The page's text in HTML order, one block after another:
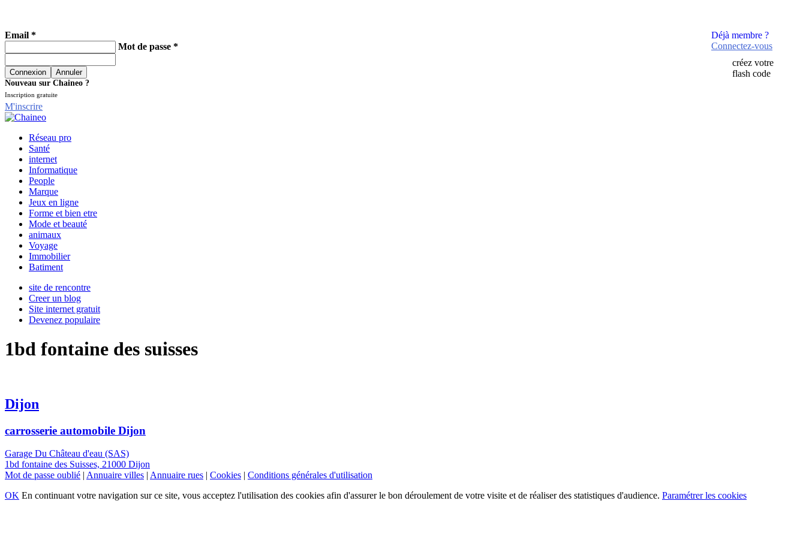
Déjà membre ?
Connectez-vous
créez votre
flash code
Email *
Mot de passe *
Nouveau sur Chaineo ?
Inscription gratuite
M'inscrire
Réseau pro
Santé
internet
Informatique
People
Marque
Jeux en ligne
Forme et bien etre
Mode et beauté
animaux
Voyage
Immobilier
Batiment
site de rencontre
Creer un blog
Site internet gratuit
Devenez populaire
1bd fontaine des suisses
Dijon
carrosserie automobile Dijon
Garage Du Château d'eau (SAS)
1bd fontaine des Suisses, 21000 Dijon
Mot de passe oublié | Annuaire villes | Annuaire rues | Cookies | Conditions générales d'utilisation
OK En continuant votre navigation sur ce site, vous acceptez l'utilisation des cookies afin d'assurer le bon déroulement de votre visite et de réaliser des statistiques d'audience. Paramétrer les cookies